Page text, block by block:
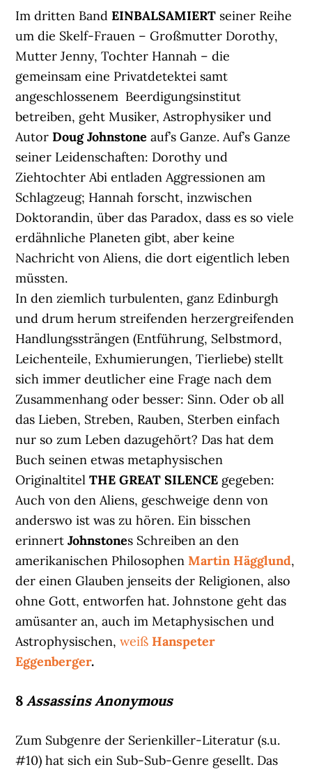
Im dritten BandEINBALSAMIERT seiner Reihe
um die Skelf-Frauen – Großmutter Dorothy,
Mutter Jenny, Tochter Hannah – die
gemeinsam eine Privatdetektei samt
angeschlossenem Beerdigungsinstitut
betreiben, geht Musiker, Astrophysiker und
AutorDoug Johnstone auf’s Ganze. Auf’s Ganze
seiner Leidenschaften: Dorothy und
Ziehtochter Abi entladen Aggressionen am
Schlagzeug; Hannah forscht, inzwischen
Doktorandin, über das Paradox, dass es so viele
erdähnliche Planeten gibt, aber keine
Nachricht von Aliens, die dort eigentlich leben
müssten.
In den ziemlich turbulenten, ganz Edinburgh
und drum herum streifenden herzergreifenden
Handlungssträngen (Entführung, Selbstmord,
Leichenteile, Exhumierungen, Tierliebe) stellt
sich immer deutlicher eine Frage nach dem
Zusammenhang oder besser: Sinn. Oder ob all
das Lieben, Streben, Rauben, Sterben einfach
nur so zum Leben dazugehört? Das hat dem
Buch seinen etwas metaphysischen
OriginaltitelTHE GREAT SILENCE gegeben:
Auch von den Aliens, geschweige denn von
anderswo ist was zu hören. Ein bisschen
erinnertJohnstones Schreiben an den
amerikanischen PhilosophenMartin Hägglund,
der einen Glauben jenseits der Religionen, also
ohne Gott, entworfen hat. Johnstone geht das
amüsanter an, auch im Metaphysischen und
Astrophysischen,weiß Hanspeter
Eggenberger.
8Assassins Anonymous
Zum Subgenre der Serienkiller-Literatur (s.u.
#10) hat sich ein Sub-Sub-Genre gesellt. Das